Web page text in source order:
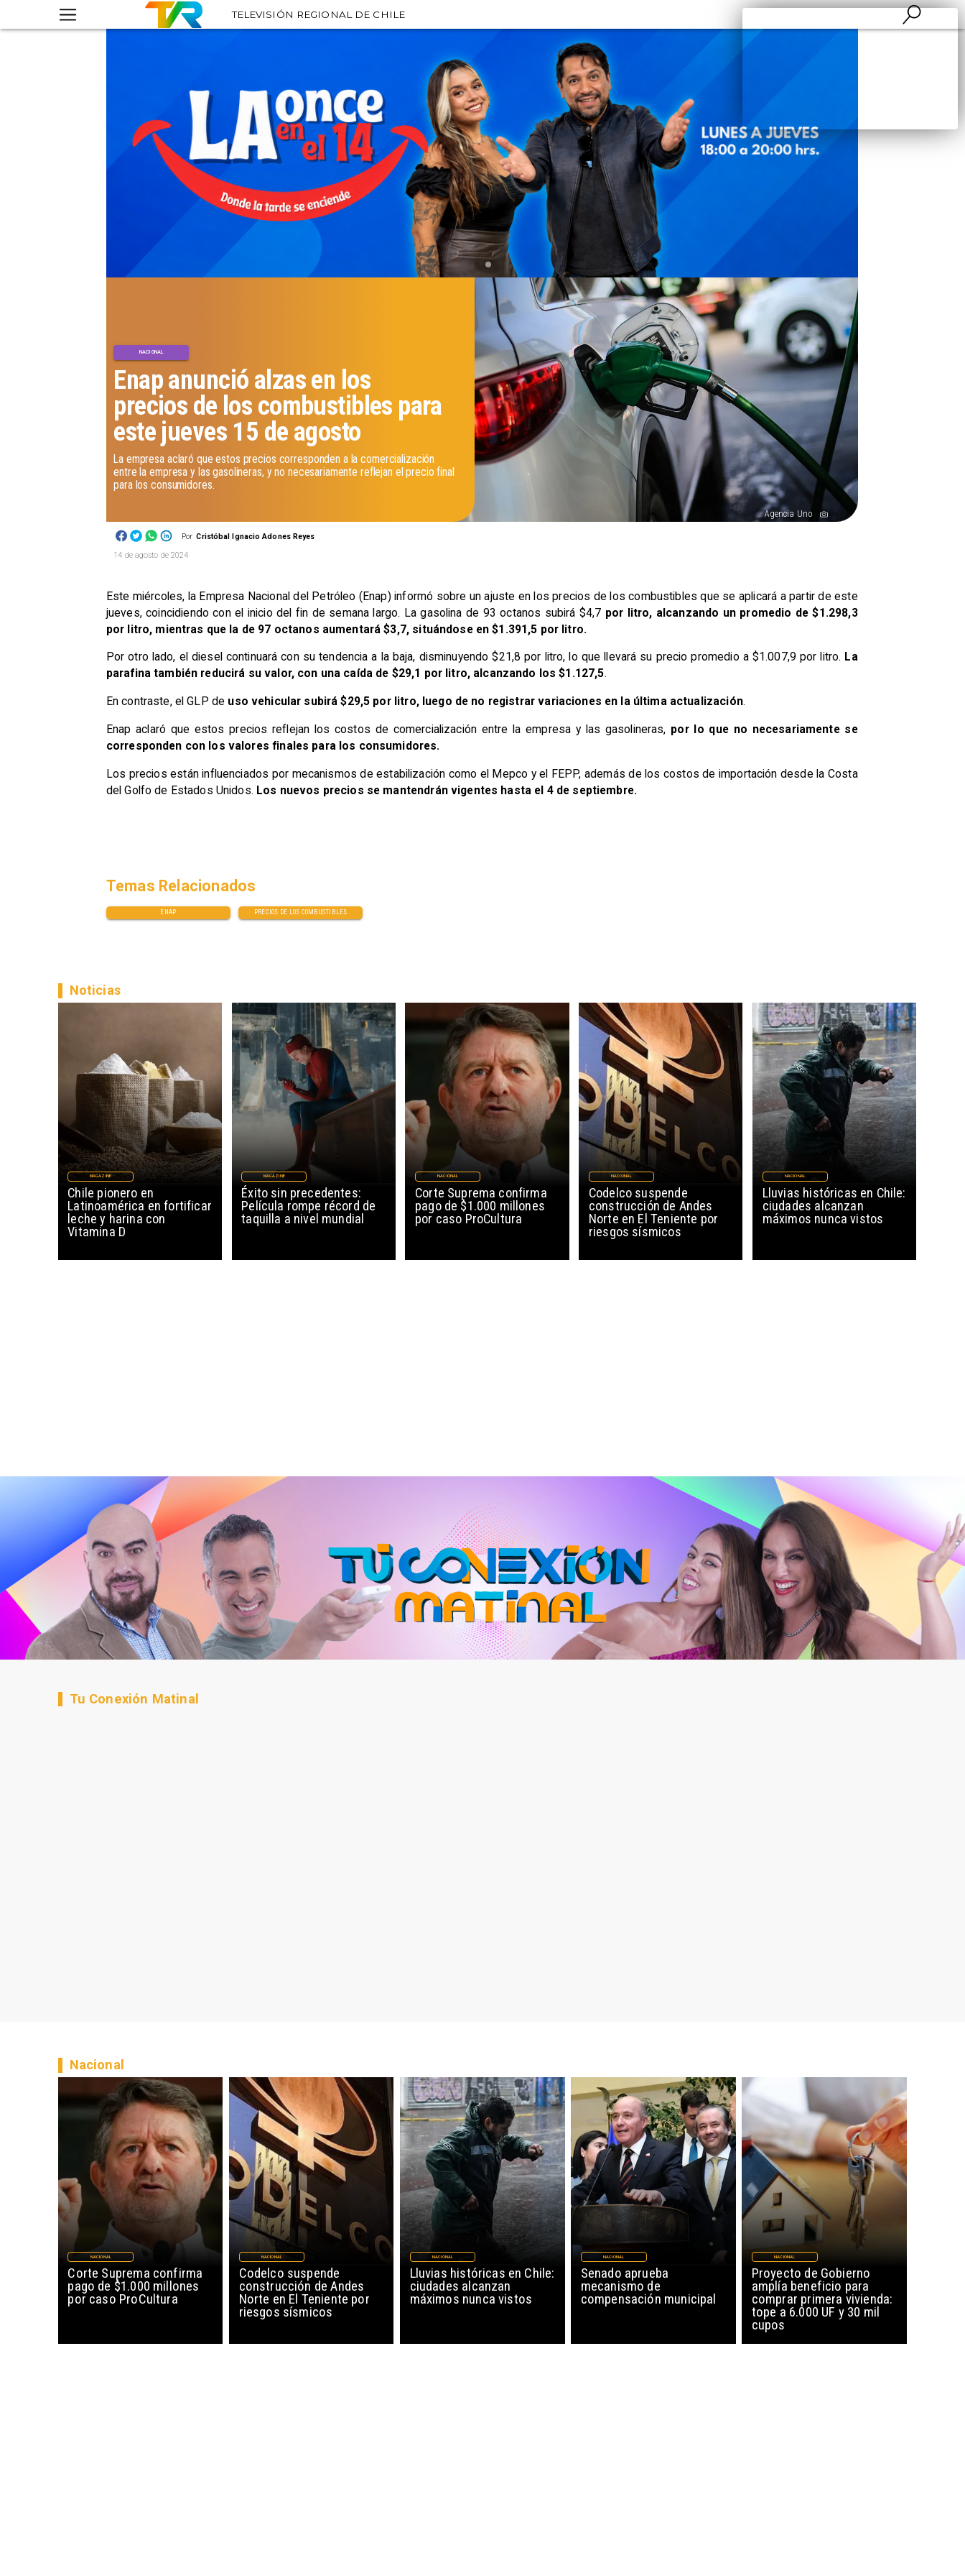
TELEVISIÓN REGIONAL DE CHILE
Agencia Uno
Por Cristóbal Ignacio Adones Reyes
Enap anunció alzas en los
precios de los combustibles para
este jueves 15 de agosto
NACIONAL
​La empresa aclaró que estos precios corresponden a la comercialización
entre la empresa y las gasolineras, y no necesariamente reflejan el precio final
para los consumidores.
14 de agosto de 2024
Este miércoles, la Empresa Nacional del Petróleo (Enap) informó sobre un ajuste en los precios de los combustibles que se aplicará a partir de este
jueves, coincidiendo con el inicio del fin de semana largo. La gasolina de 93 octanos subirá $4,7 por litro, alcanzando un promedio de $1.298,3
por litro, mientras que la de 97 octanos aumentará $3,7, situándose en $1.391,5 por litro.
Por otro lado, el diesel continuará con su tendencia a la baja, disminuyendo $21,8 por litro, lo que llevará su precio promedio a $1.007,9 por litro. La
parafina también reducirá su valor, con una caída de $29,1 por litro, alcanzando los $1.127,5.
En contraste, el GLP de uso vehicular subirá $29,5 por litro, luego de no registrar variaciones en la última actualización.
Enap aclaró que estos precios reflejan los costos de comercialización entre la empresa y las gasolineras, por lo que no necesariamente se
corresponden con los valores finales para los consumidores.
Los precios están influenciados por mecanismos de estabilización como el Mepco y el FEPP, además de los costos de importación desde la Costa
del Golfo de Estados Unidos. Los nuevos precios se mantendrán vigentes hasta el 4 de septiembre.
ENAP PRECIOS DE LOS COMBUSTIBLES
Temas Relacionados
Chile pionero en
Latinoamérica en fortificar
leche y harina con
Vitamina D
MAGAZINE
Noticias
Éxito sin precedentes:
Película rompe récord de
taquilla a nivel mundial
MAGAZINE
Corte Suprema confirma
pago de $1.000 millones
por caso ProCultura
NACIONAL
Codelco suspende
construcción de Andes
Norte en El Teniente por
riesgos sísmicos
NACIONAL
Lluvias históricas en Chile:
ciudades alcanzan
máximos nunca vistos
NACIONAL
Tu Conexión Matinal
Corte Suprema confirma
pago de $1.000 millones
por caso ProCultura
NACIONAL
Codelco suspende
construcción de Andes
Norte en El Teniente por
riesgos sísmicos
NACIONAL
Lluvias históricas en Chile:
ciudades alcanzan
máximos nunca vistos
NACIONAL
Senado aprueba
mecanismo de
compensación municipal
NACIONAL
Proyecto de Gobierno
amplía beneficio para
comprar primera vivienda:
tope a 6.000 UF y 30 mil
cupos
NACIONAL
Nacional